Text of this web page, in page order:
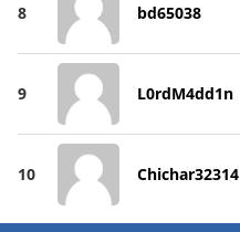
8 bd65038
9 L0rdM4dd1n
10 Chichar32314